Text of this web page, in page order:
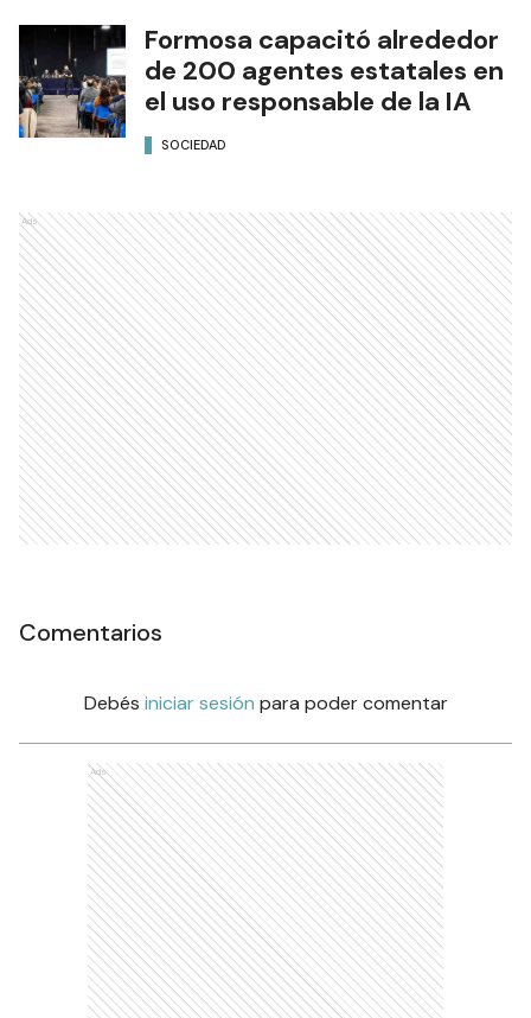
Formosa capacitó alrededor
de 200 agentes estatales en
el uso responsable de la IA
SOCIEDAD
Ads
Comentarios
Debés iniciar sesión para poder comentar
Ads